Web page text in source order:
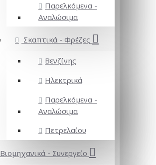
Παρελκόμενα -
Αναλώσιμα
Σκαπτικά - Φρέζες
Βενζίνης
Ηλεκτρικά
Παρελκόμενα -
Αναλώσιμα
Πετρελαίου
Βιομηχανικά - Συνεργείο